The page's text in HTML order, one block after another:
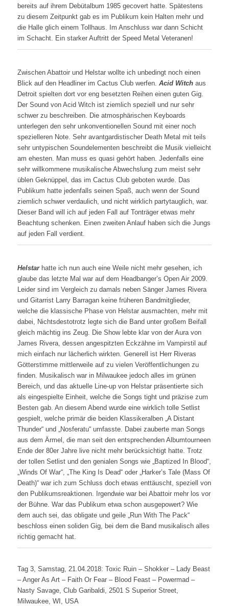
bereits auf ihrem Debütalbum 1985 gecovert hatte. Spätestens
zu diesem Zeitpunkt gab es im Publikum kein Halten mehr und
die Halle glich einem Tollhaus. Im Anschluss war dann Schicht
im Schacht. Ein starker Auftritt der Speed Metal Veteranen!
Zwischen Abattoir und Helstar wollte ich unbedingt noch einen
Blick auf den Headliner im Cactus Club werfen. Acid Witchaus
Detroit spielten dort vor eng besetzten Reihen einen guten Gig.
Der Sound von Acid Witch ist ziemlich speziell und nur sehr
schwer zu beschreiben. Die atmosphärischen Keyboards
unterlegen den sehr unkonventionellen Sound mit einer noch
spezielleren Note. Sehr avantgardistischer Death Metal mit teils
sehr untypischen Soundelementen beschreibt die Musik vielleicht
am ehesten. Man muss es quasi gehört haben. Jedenfalls eine
sehr willkommene musikalische Abwechslung zum meist sehr
üblen Geknüppel, das im Cactus Club geboten wurde. Das
Publikum hatte jedenfalls seinen Spaß, auch wenn der Sound
ziemlich schwer verdaulich, und nicht wirklich partytauglich, war.
Dieser Band will ich auf jeden Fall auf Tonträger etwas mehr
Beachtung schenken. Einen zweiten Anlauf haben sich die Jungs
auf jeden Fall verdient.
Helstarhatte ich nun auch eine Weile nicht mehr gesehen, ich
glaube das letzte Mal war auf dem Headbanger’s Open Air 2009.
Leider sind im Vergleich zu damals neben Sänger James Rivera
und Gitarrist Larry Barragan keine früheren Bandmitglieder,
welche die klassische Phase von Helstar ausmachten, mehr mit
dabei, Nichtsdestotrotz legte sich die Band unter großem Beifall
gleich mächtig ins Zeug. Die Show lebte klar von der Aura von
James Rivera, dessen angespitzten Eckzähne im Vampirstil auf
mich einfach nur lächerlich wirkten. Generell ist Herr Riveras
Götterstimme mittlerweile auf zu vielen Veröffentlichungen zu
finden. Musikalisch war in Milwaukee jedoch alles im grünen
Bereich, und das aktuelle Line-up von Helstar präsentierte sich
als eingespielte Einheit, welche die Songs tight und präzise zum
Besten gab. An diesem Abend wurde eine wirklich tolle Setlist
gespielt, welche primär die beiden Klassikeralben „A Distant
Thunder“ und „Nosferatu“ umfasste. Dabei zauberte man Songs
aus dem Ärmel, die man seit den entsprechenden Albumtourneen
Ende der 80er Jahre live nicht mehr berücksichtigt hatte. Trotz
der tollen Setlist und den genialen Songs wie „Baptized In Blood“,
„Winds Of War“, „The King Is Dead“ oder „Harker’s Tale (Mass Of
Death)“ war ich zum Schluss doch etwas enttäuscht, speziell von
den Publikumsreaktionen. Irgendwie war bei Abattoir mehr los vor
der Bühne. War das Publikum etwa schon ausgepowert? Wie
dem auch sei, das obligate und geile „Run With The Pack“
beschloss einen soliden Gig, bei dem die Band musikalisch alles
richtig gemacht hat.
Tag 3, Samstag, 21.04.2018: Toxic Ruin – Shokker – Lady Beast
– Anger As Art – Faith Or Fear – Blood Feast – Powermad –
Nasty Savage, Club Garibaldi, 2501 S Superior Street,
Milwaukee, WI, USA